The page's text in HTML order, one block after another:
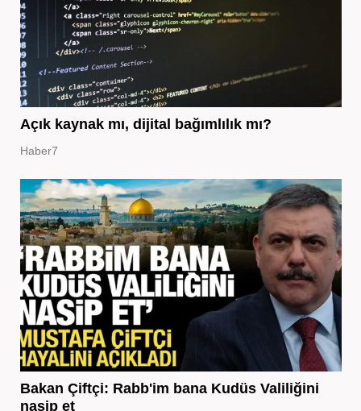
Açık kaynak mı, dijital bağımlılık mı?
Haber7
Bakan Çiftçi: Rabb'im bana Kudüs Valiliğini
nasip et